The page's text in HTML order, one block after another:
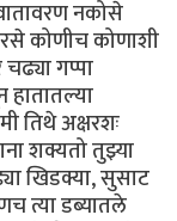
नकोसे
कोणीच कोणाशी
गप्पा
तिथे अक्षरशः
शक्यतो तुझ्या
खिडक्या, सुसाट
त्या डब्यातले